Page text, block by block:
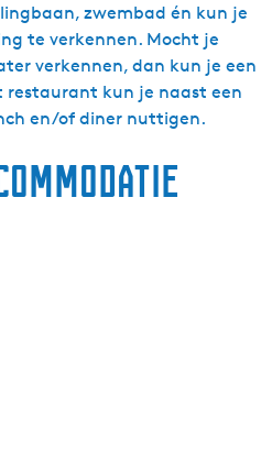
zwembad én kun je
te verkennen. Mocht je
verkennen, dan kun je een
restaurant kun je naast een
en/of diner nuttigen.